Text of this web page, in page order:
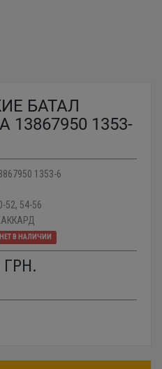
БАТАЛ
13867950 1353-
1353-6
52, 54-56
НЕТ В НАЛИЧИИ
ГРН.